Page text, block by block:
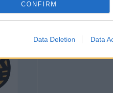
CONFIRM
Data Deletion Data
23. Mar 2004, 13:49
Japānā 280HP
-----------------
Detailing